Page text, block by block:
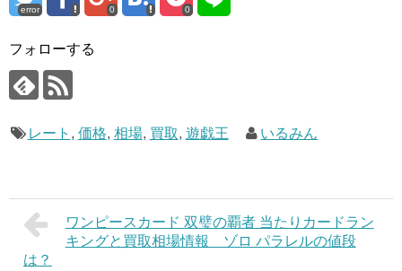
error 0 0
フォローする
レート , 価格, 相場, 買取, 遊戯王 いるみん
ワンピースカード 双璧の覇者 当たりカードラン
キングと買取相場情報 ゾロ パラレルの値段
は？